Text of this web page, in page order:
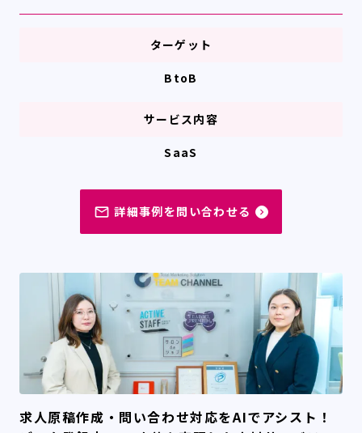
ターゲット
BtoB
サービス内容
SaaS
mail_outline 詳細事例を問い合わせる navigate_next
求人原稿作成・問い合わせ対応をAIでアシスト！